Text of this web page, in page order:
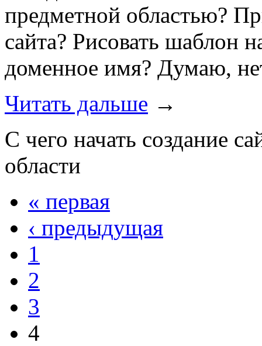
предметной областью?
сайта? Рисовать шаблон
доменное имя? Думаю,
Читать дальше →
С чего начать создание
области
« первая
‹ предыдущая
1
2
3
4